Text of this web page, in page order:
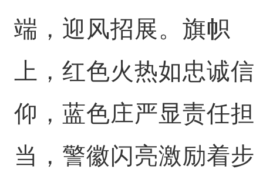
端，迎风招展。旗帜
上，红色火热如忠诚信
仰，蓝色庄严显责任担
当，警徽闪亮激励着步